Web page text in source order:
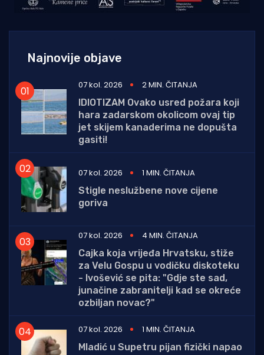
Najnovije objave
07 kol. 2026
2 MIN. ČITANJA
IDIOTIZAM Ovako usred požara koji
hara zadarskom okolicom ovaj tip
jet skijem kanaderima ne dopušta
gasiti!
07 kol. 2026
1 MIN. ČITANJA
Stigle neslužbene nove cijene
goriva
07 kol. 2026
4 MIN. ČITANJA
Cajka koja vrijeđa Hrvatsku, stiže
za Velu Gospu u vodičku diskoteku
- Ivošević se pita: "Gdje ste sad,
junačine zabranitelji kad se okreće
ozbiljan novac?"
07 kol. 2026
1 MIN. ČITANJA
Mladić u Supetru pijan fizički napao